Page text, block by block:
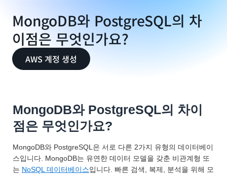
MongoDB와 PostgreSQL의 차
이점은 무엇인가요?
AWS 계정 생성
MongoDB와 PostgreSQL의 차이
점은 무엇인가요?
MongoDB와 PostgreSQL은 서로 다른 2가지 유형의 데이터베이
스입니다. MongoDB는 유연한 데이터 모델을 갖춘 비관계형 또
는 NoSQL 데이터베이스입니다. 빠른 검색, 복제, 분석을 위해 모